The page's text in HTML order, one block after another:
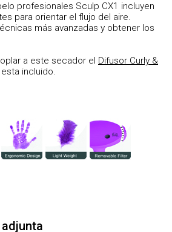
profesionales Sculp CX1 incluyen
para orientar el flujo del aire.
más avanzadas y obtener los
a este secador el Difusor Curly &
incluido.